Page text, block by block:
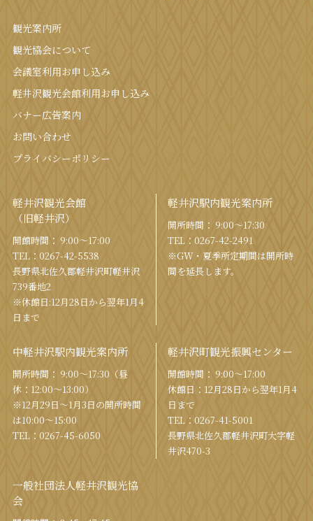
観光案内所
観光協会について
会議室利⽤お申し込み
軽井沢観光会館利⽤お申し込み
バナー広告案内
お問い合わせ
プライバシーポリシー
軽井沢観光会館
（旧軽井沢）
開館時間： 9:00〜17:00
TEL： 0267-42-5538
⻑野県北佐久郡軽井沢町軽井沢
739番地2
※休館日:12月28日から翌年1月4
日まで
軽井沢駅内観光案内所
開所時間： 9:00〜17:30
TEL： 0267-42-2491
※GW・夏季所定期間は開所時
間を延⻑します。
中軽井沢駅内観光案内所
開所時間： 9:00〜17:30（昼
休：12:00〜13:00）
※12月29日〜1月3日の開所時間
は10:00〜15:00
TEL： 0267-45-6050
軽井沢町観光振興センター
開館時間： 9:00〜17:00
休館⽇：12⽉28⽇から翌年1⽉4
⽇まで
TEL： 0267-41-5001
⻑野県北佐久郡軽井沢町⼤字軽
井沢470-3
一般社団法人軽井沢観光協
会